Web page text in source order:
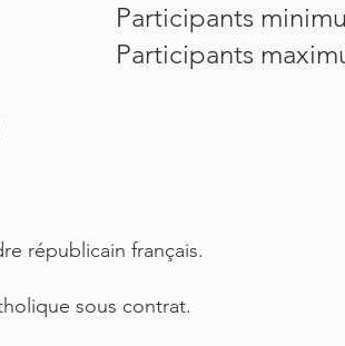
Participants
Participants
républicain français.
sous contrat.